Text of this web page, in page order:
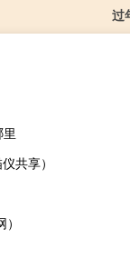
过
共享）